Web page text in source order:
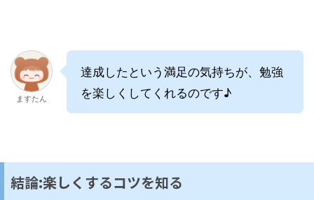
ますたん
達成したという満足の気持ちが、勉強
を楽しくしてくれるのです♪
結論:楽しくするコツを知る